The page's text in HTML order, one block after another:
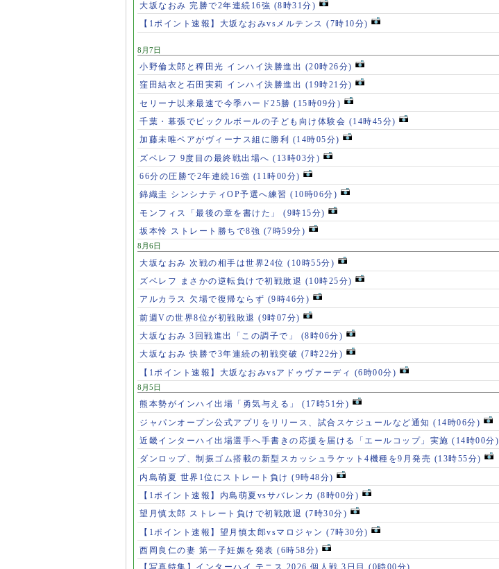
大坂なおみ 完勝で2年連続16強 (8時31分)
【1ポイント速報】大坂なおみvsメルテンス (7時10分)
8月7日
小野倫太郎と稗田光 インハイ決勝進出 (20時26分)
窪田結衣と石田実莉 インハイ決勝進出 (19時21分)
セリーナ以来最速で今季ハード25勝 (15時09分)
千葉・幕張でピックルボールの子ども向け体験会 (14時45分)
加藤未唯ペアがヴィーナス組に勝利 (14時05分)
ズベレフ 9度目の最終戦出場へ (13時03分)
66分の圧勝で2年連続16強 (11時00分)
錦織圭 シンシナティOP予選へ練習 (10時06分)
モンフィス「最後の章を書けた」 (9時15分)
坂本怜 ストレート勝ちで8強 (7時59分)
8月6日
大坂なおみ 次戦の相手は世界24位 (10時55分)
ズベレフ まさかの逆転負けで初戦敗退 (10時25分)
アルカラス 欠場で復帰ならず (9時46分)
前週Vの世界8位が初戦敗退 (9時07分)
大坂なおみ 3回戦進出「この調子で」 (8時06分)
大坂なおみ 快勝で3年連続の初戦突破 (7時22分)
【1ポイント速報】大坂なおみvsアドゥヴァーディ (6時00分)
8月5日
熊本勢がインハイ出場「勇気与える」 (17時51分)
ジャパンオープン公式アプリをリリース、試合スケジュールなど通知 (14時06分)
近畿インターハイ出場選手へ手書きの応援を届ける「エールコップ」実施 (14時00分)
ダンロップ、制振ゴム搭載の新型スカッシュラケット4機種を9月発売 (13時55分)
内島萌夏 世界1位にストレート負け (9時48分)
【1ポイント速報】内島萌夏vsサバレンカ (8時00分)
望月慎太郎 ストレート負けで初戦敗退 (7時30分)
【1ポイント速報】望月慎太郎vsマロジャン (7時30分)
西岡良仁の妻 第一子妊娠を発表 (6時58分)